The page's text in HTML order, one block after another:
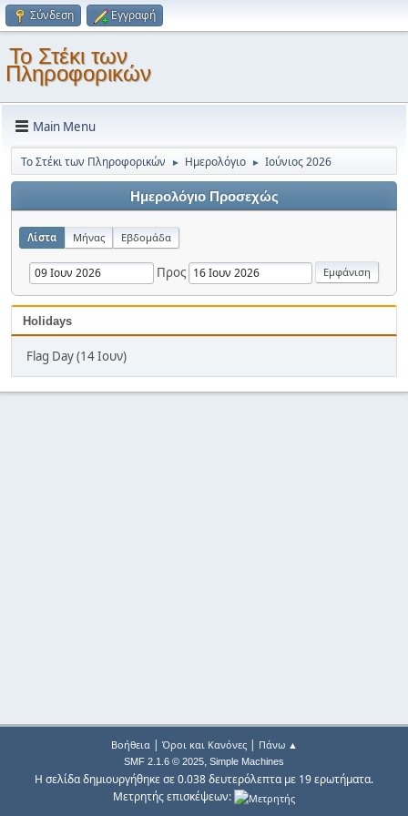
Σύνδεση Εγγραφή
Το Στέκι των
Πληροφορικών
Main Menu
Το Στέκι των Πληροφορικών ► Ημερολόγιο ► Ιούνιος 2026
Ημερολόγιο Προσεχώς
Λίστα Μήνας Εβδομάδα
Προς
Holidays
Flag Day (14 Ιουν)
Βοήθεια| Όροι και Κανόνες| Πάνω ▲
SMF 2.1.6 © 2025, Simple Machines
Η σελίδα δημιουργήθηκε σε 0.038 δευτερόλεπτα με 19 ερωτήματα.
Μετρητής επισκέψεων: